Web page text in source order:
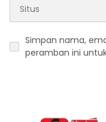
Simpan nama,
peramban ini